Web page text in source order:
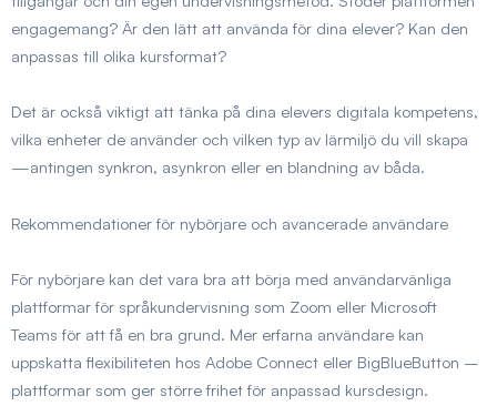
engagemang? Är den lätt att använda för dina elever? Kan den
anpassas till olika kursformat?
Det är också viktigt att tänka på dina elevers digitala kompetens,
vilka enheter de använder och vilken typ av lärmiljö du vill skapa
—antingen synkron, asynkron eller en blandning av båda.
Rekommendationer för nybörjare och avancerade användare
För nybörjare kan det vara bra att börja med användarvänliga
plattformar för språkundervisning som Zoom eller Microsoft
Teams för att få en bra grund. Mer erfarna användare kan
uppskatta flexibiliteten hos Adobe Connect eller BigBlueButton –
plattformar som ger större frihet för anpassad kursdesign.